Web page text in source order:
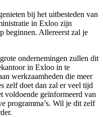
bij het uitbesteden van
in Exloo zijn
beginnen. Allereerst zal je
ondernemingen zullen dit
in Exloo in te
werkzaamheden die meer
zelf doet dan zal er veel tijd
voldoende geïnformeerd van
programma’s. Wil je dit zelf